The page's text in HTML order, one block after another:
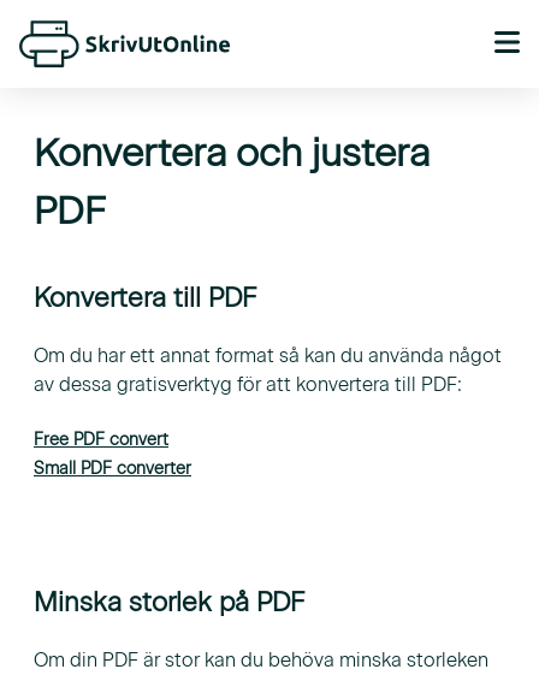
Konvertera och justera
PDF
Konvertera till PDF
Om du har ett annat format så kan du använda något
av dessa gratisverktyg för att konvertera till PDF:
Free PDF convert
Small PDF converter
Minska storlek på PDF
Om din PDF är stor kan du behöva minska storleken